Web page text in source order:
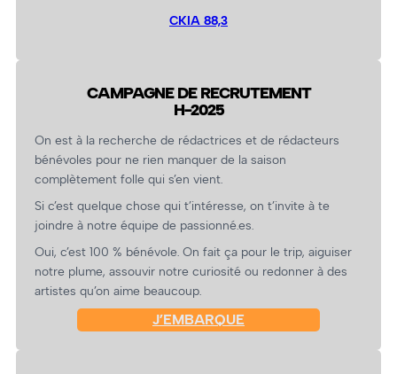
CKIA 88,3
CAMPAGNE DE RECRUTEMENT
H-2025
On est à la recherche de rédactrices et de rédacteurs
bénévoles pour ne rien manquer de la saison
complètement folle qui s’en vient.
Si c’est quelque chose qui t’intéresse, on t’invite à te
joindre à notre équipe de passionné.es.
Oui, c’est 100 % bénévole. On fait ça pour le trip, aiguiser
notre plume, assouvir notre curiosité ou redonner à des
artistes qu’on aime beaucoup.
J’EMBARQUE